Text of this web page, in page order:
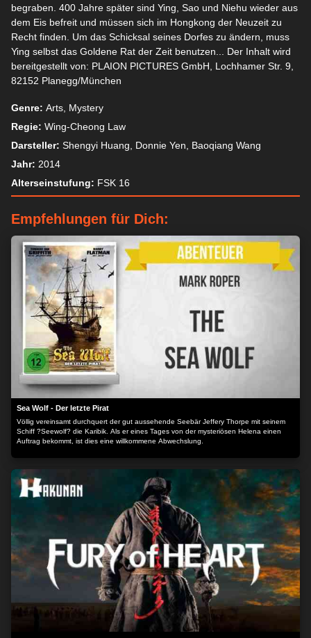
begraben. 400 Jahre später sind Ying, Sao und Niehu wieder aus
dem Eis befreit und müssen sich im Hongkong der Neuzeit zu
Recht finden. Um das Schicksal seines Dorfes zu ändern, muss
Ying selbst das Goldene Rat der Zeit benutzen... Der Inhalt wird
bereitgestellt von: PLAION PICTURES GmbH, Lochhamer Str. 9,
82152 Planegg/München
Genre: Arts, Mystery
Regie: Wing-Cheong Law
Darsteller: Shengyi Huang, Donnie Yen, Baoqiang Wang
Jahr: 2014
Alterseinstufung: FSK 16
Empfehlungen für Dich:
Sea Wolf - Der letzte Pirat
Völlig vereinsamt durchquert der gut aussehende Seebär Jeffery Thorpe mit seinem
Schiff ?Seewolf? die Karibik. Als er eines Tages von der mysteriösen Helena einen
Auftrag bekommt, ist dies eine willkommene Abwechslung.